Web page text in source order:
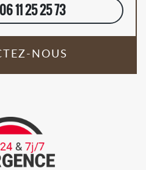
06 11 25 25 73
NOUS